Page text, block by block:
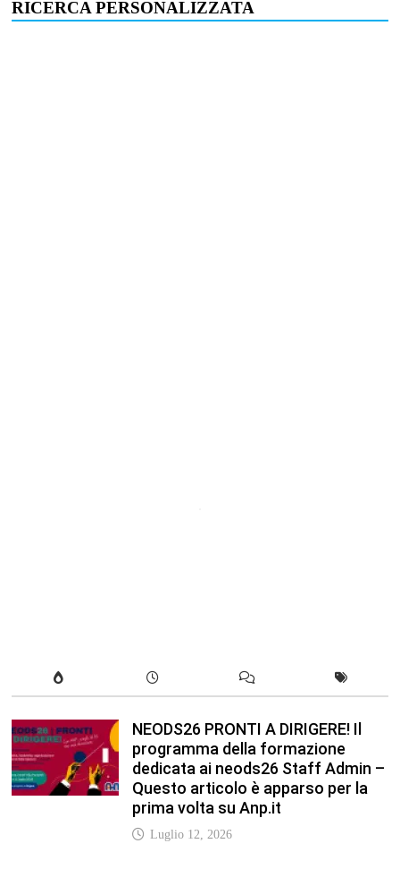
RICERCA PERSONALIZZATA
NEODS26 PRONTI A DIRIGERE! Il
programma della formazione
dedicata ai neods26 Staff Admin –
Questo articolo è apparso per la
prima volta su Anp.it
Luglio 12, 2026